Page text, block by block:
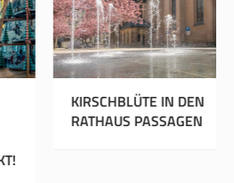
ABGESAGT: AM
26.11. ERÖFFNET